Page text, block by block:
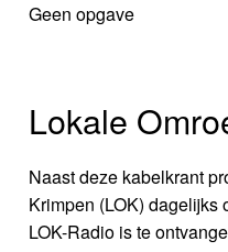
Geen opgave
Lokale
Naast deze kabelkrant
Krimpen (LOK) dagelijks
LOK-Radio is te